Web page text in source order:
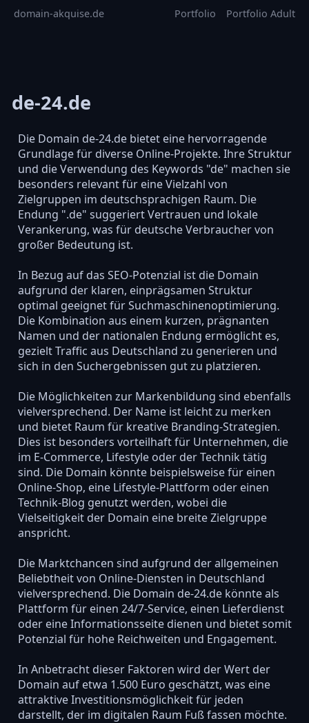
domain-akquise.de Portfolio Portfolio Adult
de-24.de
Die Domain de-24.de bietet eine hervorragende
Grundlage für diverse Online-Projekte. Ihre Struktur
und die Verwendung des Keywords "de" machen sie
besonders relevant für eine Vielzahl von
Zielgruppen im deutschsprachigen Raum. Die
Endung ".de" suggeriert Vertrauen und lokale
Verankerung, was für deutsche Verbraucher von
großer Bedeutung ist.
In Bezug auf das SEO-Potenzial ist die Domain
aufgrund der klaren, einprägsamen Struktur
optimal geeignet für Suchmaschinenoptimierung.
Die Kombination aus einem kurzen, prägnanten
Namen und der nationalen Endung ermöglicht es,
gezielt Traffic aus Deutschland zu generieren und
sich in den Suchergebnissen gut zu platzieren.
Die Möglichkeiten zur Markenbildung sind ebenfalls
vielversprechend. Der Name ist leicht zu merken
und bietet Raum für kreative Branding-Strategien.
Dies ist besonders vorteilhaft für Unternehmen, die
im E-Commerce, Lifestyle oder der Technik tätig
sind. Die Domain könnte beispielsweise für einen
Online-Shop, eine Lifestyle-Plattform oder einen
Technik-Blog genutzt werden, wobei die
Vielseitigkeit der Domain eine breite Zielgruppe
anspricht.
Die Marktchancen sind aufgrund der allgemeinen
Beliebtheit von Online-Diensten in Deutschland
vielversprechend. Die Domain de-24.de könnte als
Plattform für einen 24/7-Service, einen Lieferdienst
oder eine Informationsseite dienen und bietet somit
Potenzial für hohe Reichweiten und Engagement.
In Anbetracht dieser Faktoren wird der Wert der
Domain auf etwa 1.500 Euro geschätzt, was eine
attraktive Investitionsmöglichkeit für jeden
darstellt, der im digitalen Raum Fuß fassen möchte.